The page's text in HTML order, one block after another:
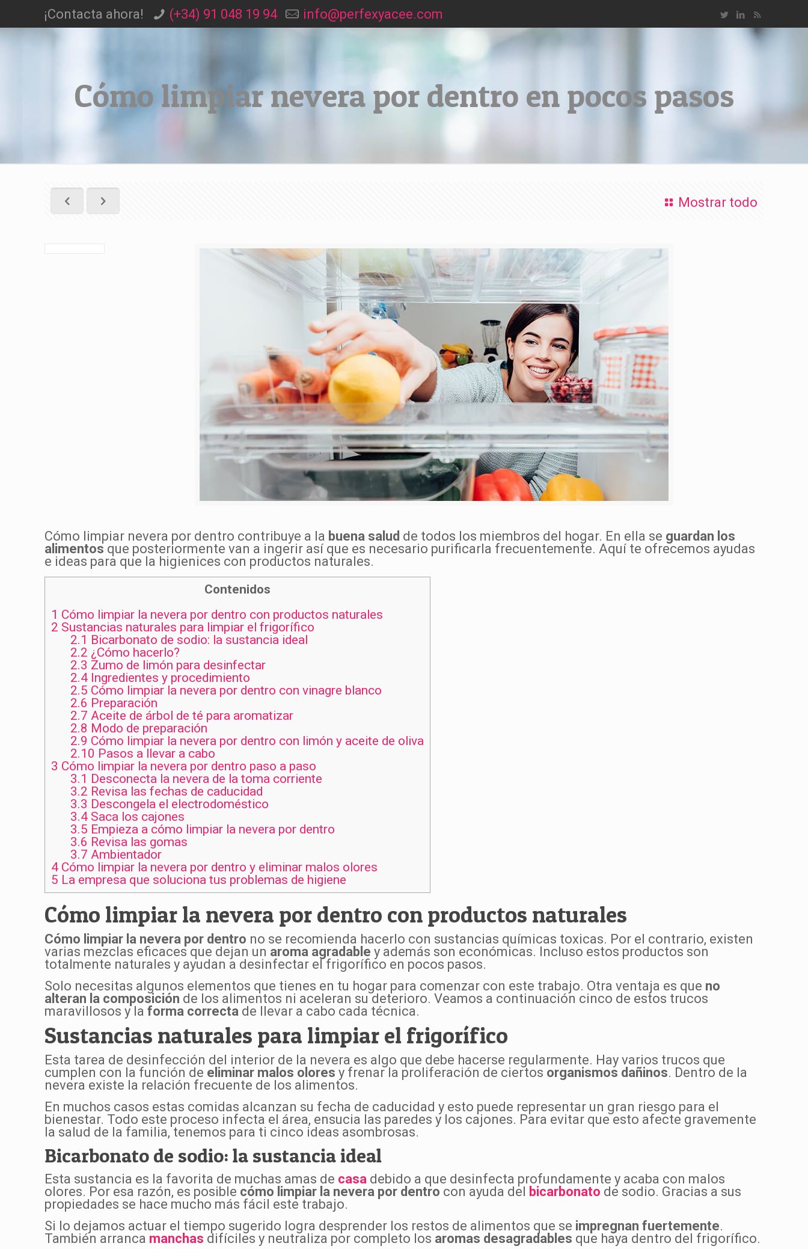
¡Contacta ahora! (+34) 91 048 19 94 info@perfexyacee.com
Cómo limpiar nevera por dentro en pocos pasos
Mostrar todo
Cómo limpiar nevera por dentro contribuye a la buena salud de todos los miembros del hogar. En ella se guardan los
alimentos que posteriormente van a ingerir así que es necesario purificarla frecuentemente. Aquí te ofrecemos ayudas
e ideas para que la higienices con productos naturales.
Contenidos
1 Cómo limpiar la nevera por dentro con productos naturales
2 Sustancias naturales para limpiar el frigorífico
2.1 Bicarbonato de sodio: la sustancia ideal
2.2 ¿Cómo hacerlo?
2.3 Zumo de limón para desinfectar
2.4Ingredientes y procedimiento
2.5 Cómo limpiar la nevera por dentro con vinagre blanco
2.6 Preparación
2.7 Aceite de árbol de té para aromatizar
2.8 Modo de preparación
2.9 Cómo limpiar la nevera por dentro con limón y aceite de oliva
2.10 Pasos a llevar a cabo
3 Cómo limpiar la nevera por dentro paso a paso
3.1 Desconecta la nevera de la toma corriente
3.2 Revisa las fechas de caducidad
3.3 Descongela el electrodoméstico
3.4Saca los cajones
3.5 Empieza a cómo limpiar la nevera por dentro
3.6 Revisa las gomas
3.7 Ambientador
4 Cómo limpiar la nevera por dentro y eliminar malos olores
5 La empresa que soluciona tus problemas de higiene
Cómo limpiar la nevera por dentro con productos naturales
Cómo limpiar la nevera por dentro no se recomienda hacerlo con sustancias químicas toxicas. Por el contrario, existen
varias mezclas eficaces que dejan un aroma agradable y además son económicas. Incluso estos productos son
totalmente naturales y ayudan a desinfectar el frigorífico en pocos pasos.
Solo necesitas algunos elementos que tienes en tu hogar para comenzar con este trabajo. Otra ventaja es que no
alteran la composición de los alimentos ni aceleran su deterioro. Veamos a continuación cinco de estos trucos
maravillosos y laforma correcta de llevar a cabo cada técnica.
Sustancias naturales para limpiar el frigorífico
Esta tarea de desinfección del interior de la nevera es algo que debe hacerse regularmente. Hay varios trucos que
cumplen con la función de eliminar malos olores y frenar la proliferación de ciertos organismos dañinos. Dentro de la
nevera existe la relación frecuente de los alimentos.
En muchos casos estas comidas alcanzan su fecha de caducidad y esto puede representar un gran riesgo para el
bienestar. Todo este proceso infecta el área, ensucia las paredes y los cajones. Para evitar que esto afecte gravemente
la salud de la familia, tenemos para ti cinco ideas asombrosas.
Bicarbonato de sodio: la sustancia ideal
Esta sustancia es la favorita de muchas amas de casa debido a que desinfecta profundamente y acaba con malos
olores. Por esa razón, es posible cómo limpiar la nevera por dentro con ayuda del bicarbonato de sodio. Gracias a sus
propiedades se hace mucho más fácil este trabajo.
Si lo dejamos actuar el tiempo sugerido logra desprender los restos de alimentos que se impregnan fuertemente.
También arranca manchas difíciles y neutraliza por completo los aromas desagradables que haya dentro del frigorífico.